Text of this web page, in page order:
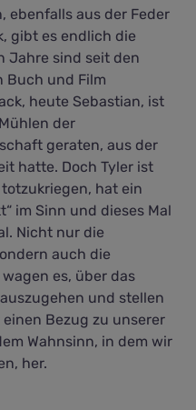
ebenfalls aus der Feder
gibt es endlich die
Jahre sind seit den
Buch und Film
heute Sebastian, ist
der
geraten, aus der
hatte. Doch Tyler ist
hat ein
im Sinn und dieses Mal
Nicht nur die
auch die
es, über das
und stellen
Bezug zu unserer
Wahnsinn, in dem wir
her.